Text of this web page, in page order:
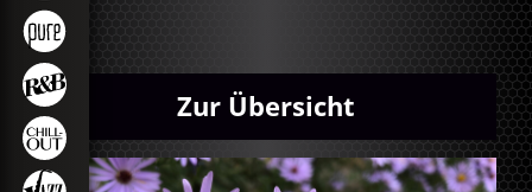
Zur Übersicht